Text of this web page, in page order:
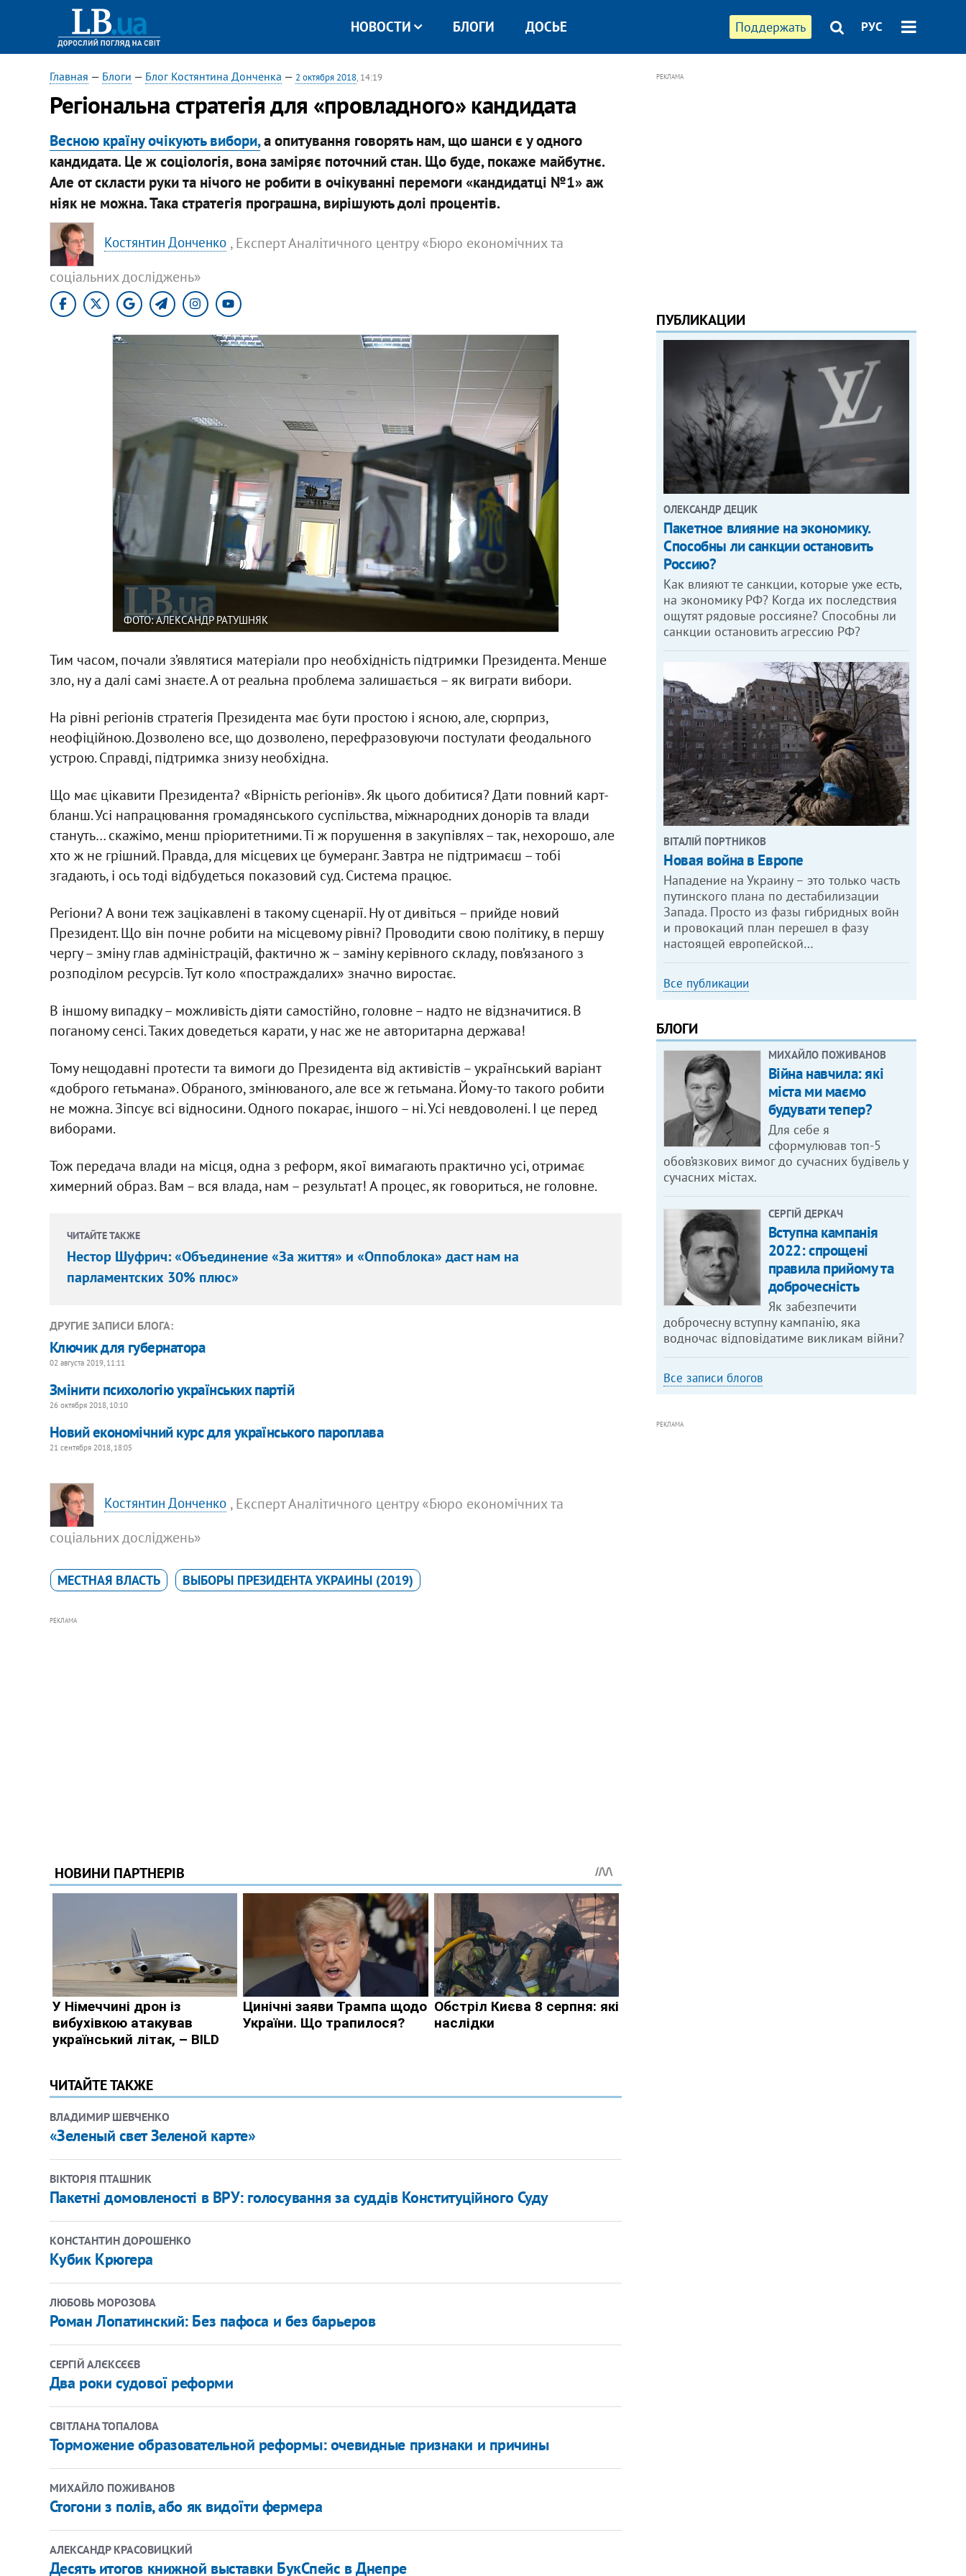
Поддержать РУС
НОВОСТИ БЛОГИ ДОСЬЕ
Главная — Блоги — Блог Костянтина Донченка — 2 октября 2018, 14:19
Регіональна стратегія для «провладного» кандидата
Весною країну очікують вибори,а опитування говорять нам, що шанси є у одного
кандидата. Це ж соціологія, вона заміряє поточний стан. Що буде, покаже майбутнє.
Але от скласти руки та нічого не робити в очікуванні перемоги «кандидатці №1» аж
ніяк не можна. Така стратегія програшна, вирішують долі процентів.
Костянтин Донченко , Експерт Аналітичного центру «Бюро економічних та
соціальних досліджень»
ФОТО: АЛЕКСАНДР РАТУШНЯК
Тим часом, почали з’являтися матеріали про необхідність підтримки Президента. Менше
зло, ну а далі самі знаєте. А от реальна проблема залишається – як виграти вибори.
На рівні регіонів стратегія Президента має бути простою і ясною, але, сюрприз,
неофіційною. Дозволено все, що дозволено, перефразовуючи постулати феодального
устрою. Справді, підтримка знизу необхідна.
Що має цікавити Президента? «Вірність регіонів». Як цього добитися? Дати повний карт-
бланш. Усі напрацювання громадянського суспільства, міжнародних донорів та влади
стануть… скажімо, менш пріоритетними. Ті ж порушення в закупівлях – так, нехорошо, але
хто ж не грішний. Правда, для місцевих це бумеранг. Завтра не підтримаєш – тобі
згадають, і ось тоді відбудеться показовий суд. Система працює.
Регіони? А вони теж зацікавлені в такому сценарії. Ну от дивіться – прийде новий
Президент. Що він почне робити на місцевому рівні? Проводити свою політику, в першу
чергу – зміну глав адміністрацій, фактично ж – заміну керівного складу, пов’язаного з
розподілом ресурсів. Тут коло «постраждалих» значно виростає.
В іншому випадку – можливість діяти самостійно, головне – надто не відзначитися. В
поганому сенсі. Таких доведеться карати, у нас же не авторитарна держава!
Тому нещодавні протести та вимоги до Президента від активістів – український варіант
«доброго гетьмана». Обраного, змінюваного, але все ж гетьмана. Йому-то такого робити
не можна. Зіпсує всі відносини. Одного покарає, іншого – ні. Усі невдоволені. І це перед
виборами.
Тож передача влади на місця, одна з реформ, якої вимагають практично усі, отримає
химерний образ. Вам – вся влада, нам – результат! А процес, як говориться, не головне.
ЧИТАЙТЕ ТАКЖЕ
Нестор Шуфрич: «Объединение «За життя» и «Оппоблока» даст нам на
парламентских 30% плюс»
ДРУГИЕ ЗАПИСИ БЛОГА:
Ключик для губернатора
02 августа 2019, 11:11
Змінити психологію українських партій
26 октября 2018, 10:10
Новий економічний курс для українського пароплава
21 сентября 2018, 18:05
Костянтин Донченко , Експерт Аналітичного центру «Бюро економічних та
соціальних досліджень»
МЕСТНАЯ ВЛАСТЬ ВЫБОРЫ ПРЕЗИДЕНТА УКРАИНЫ (2019)
РЕКЛАМА
ЧИТАЙТЕ ТАКЖЕ
ВЛАДИМИР ШЕВЧЕНКО
«Зеленый свет Зеленой карте»
ВІКТОРІЯ ПТАШНИК
Пакетні домовленості в ВРУ: голосування за суддів Конституційного Суду
КОНСТАНТИН ДОРОШЕНКО
Кубик Крюгера
ЛЮБОВЬ МОРОЗОВА
Роман Лопатинский: Без пафоса и без барьеров
СЕРГІЙ АЛЄКСЄЄВ
Два роки судової реформи
СВІТЛАНА ТОПАЛОВА
Торможение образовательной реформы: очевидные признаки и причины
МИХАЙЛО ПОЖИВАНОВ
Стогони з полів, або як видоїти фермера
АЛЕКСАНДР КРАСОВИЦКИЙ
Десять итогов книжной выставки БукСпейс в Днепре
РЕКЛАМА
ПУБЛИКАЦИИ
ОЛЕКСАНДР ДЕЦИК
Пакетное влияние на экономику.
Способны ли санкции остановить
Россию?
Как влияют те санкции, которые уже есть,
на экономику РФ? Когда их последствия
ощутят рядовые россияне? Способны ли
санкции остановить агрессию РФ?
ВІТАЛІЙ ПОРТНИКОВ
Новая война в Европе
Нападение на Украину – это только часть
путинского плана по дестабилизации
Запада. Просто из фазы гибридных войн
и провокаций план перешел в фазу
настоящей европейской…
Все публикации
БЛОГИ
МИХАЙЛО ПОЖИВАНОВ
Війна навчила: які
міста ми маємо
будувати тепер?
Для себе я
сформулював топ-5
обов’язкових вимог до сучасних будівель у
сучасних містах.
СЕРГІЙ ДЕРКАЧ
Вступна кампанія
2022: спрощені
правила прийому та
доброчесність
Як забезпечити
доброчесну вступну кампанію, яка
водночас відповідатиме викликам війни?
Все записи блогов
РЕКЛАМА